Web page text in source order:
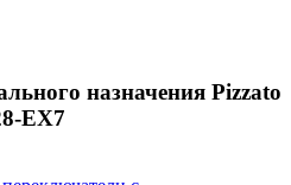
назначения Pizzato
EX7